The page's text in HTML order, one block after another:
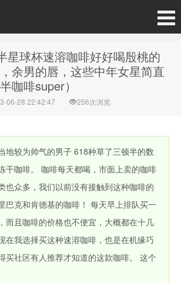
星球杯速溶咖啡好好喝殷桃的
余男的唇，这些中年女星简直
咖啡super）
06-28 22:42:47 256次浏览
地较为帅气的男子 618种草了三顿半的数
干咖啡。 咖啡每天都喝，市面上卖的咖啡
也众多，我们以前没有接触到这种咖啡的
巴克和肯德基的咖啡！ 每天早上排队买一
而且咖啡的价格也不便宜，大概都在十几
在我选择买这种速溶咖啡，也是在机缘巧
买社区有人推荐才知道的这款咖啡。 这个